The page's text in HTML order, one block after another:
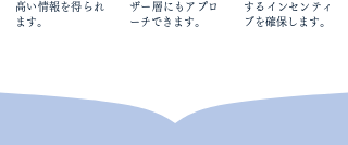
高い情報を得られ
ます。
ザー層にもアプロ
ーチできます。
するインセンティ
ブを確保します。